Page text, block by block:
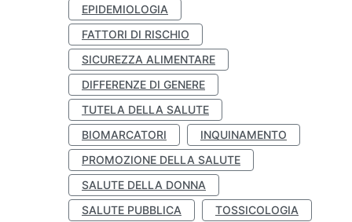
EPIDEMIOLOGIA
FATTORI DI RISCHIO
SICUREZZA ALIMENTARE
DIFFERENZE DI GENERE
TUTELA DELLA SALUTE
BIOMARCATORI
INQUINAMENTO
PROMOZIONE DELLA SALUTE
SALUTE DELLA DONNA
SALUTE PUBBLICA
TOSSICOLOGIA